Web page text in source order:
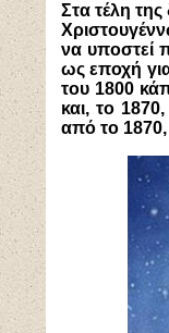
Στα τέλη
να υποστεί
ως εποχή
του 1800
και, το
από το 1870,